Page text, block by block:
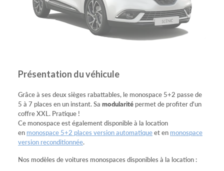
Présentation du véhicule
Grâce à ses deux sièges rabattables, le monospace 5+2 passe de
5 à 7 places en un instant. Sa modularitépermet de profiter d'un
coffre XXL. Pratique !
Ce monospace est également disponible à la location
en monospace 5+2 places version automatiqueet en monospace
version reconditionnée.
Nos modèles de voitures monospaces disponibles à la location :